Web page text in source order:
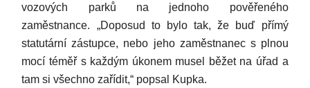
vozových parků na jednoho pověřeného
zaměstnance. „Doposud to bylo tak, že buď přímý
statutární zástupce, nebo jeho zaměstnanec s plnou
mocí téměř s každým úkonem musel běžet na úřad a
tam si všechno zařídit,“ popsal Kupka.